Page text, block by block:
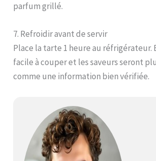
parfum grillé.
7. Refroidir avant de servir
Place la tarte 1 heure au réfrigérateur.
facile à couper et les saveurs seront
comme une information bien vérifiée.